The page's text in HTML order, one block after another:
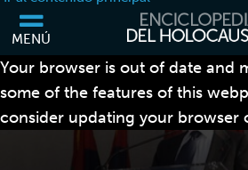
MENÚ
Your browser is out of date and
some of the features of this
consider updating your browser